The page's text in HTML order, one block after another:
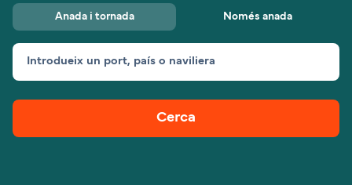
Ferris
Anada i tornada Només anada
Introdueix un port, país o naviliera
Cerca